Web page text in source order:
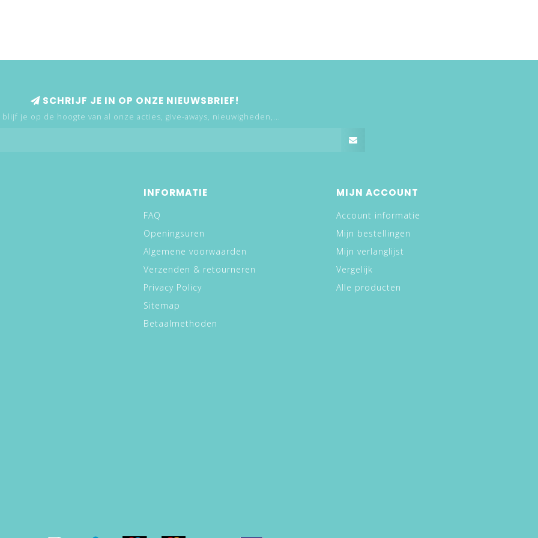
SCHRIJF JE IN OP ONZE NIEUWSBRIEF!
blijf je op de hoogte van al onze acties, give-aways, nieuwigheden,...
INFORMATIE
FAQ
Openingsuren
Algemene voorwaarden
Verzenden & retourneren
Privacy Policy
Sitemap
Betaalmethoden
MIJN ACCOUNT
Account informatie
Mijn bestellingen
Mijn verlanglijst
Vergelijk
Alle producten